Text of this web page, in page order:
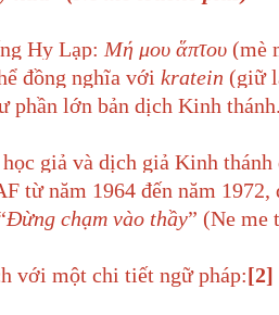
Hy Lạp: Μή μου ἅπτου (mè
đồng nghĩa với kratein (giữ
phần lớn bản dịch Kinh thánh.
giả và dịch giả Kinh
từ năm 1964 đến năm 1972,
Đừng chạm vào thầy” (Ne me
với một chi tiết ngữ pháp:[2]